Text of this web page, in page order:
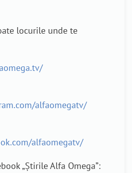
locurile unde te
alfaomegatv/
alfaomegatv/
„Știrile Alfa Omega”: